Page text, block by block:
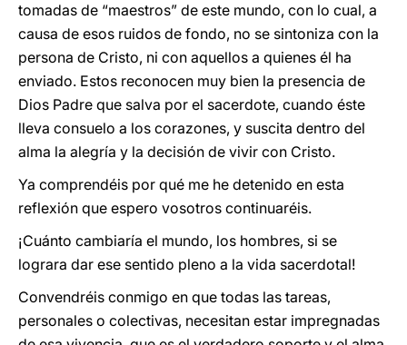
tomadas de “maestros” de este mundo, con lo cual, a
causa de esos ruidos de fondo, no se sintoniza con la
persona de Cristo, ni con aquellos a quienes él ha
enviado. Estos reconocen muy bien la presencia de
Dios Padre que salva por el sacerdote, cuando éste
lleva consuelo a los corazones, y suscita dentro del
alma la alegría y la decisión de vivir con Cristo.
Ya comprendéis por qué me he detenido en esta
reflexión que espero vosotros continuaréis.
¡Cuánto cambiaría el mundo, los hombres, si se
lograra dar ese sentido pleno a la vida sacerdotal!
Convendréis conmigo en que todas las tareas,
personales o colectivas, necesitan estar impregnadas